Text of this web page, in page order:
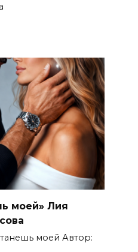
моей» Лия
моей Автор: